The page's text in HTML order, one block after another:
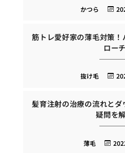
かつら
筋トレ愛好家の薄毛対策
ローチ
抜け毛
髪育注射の治療の流れと
疑問を
薄毛